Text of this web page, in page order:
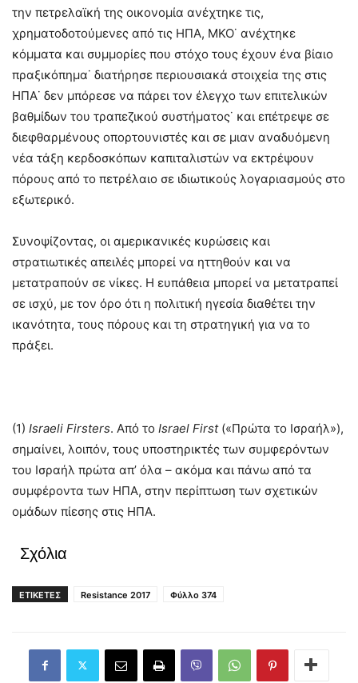
την πετρελαϊκή της οικονομία ανέχτηκε τις,
χρηματοδοτούμενες από τις ΗΠΑ, ΜΚΟ˙ ανέχτηκε
κόμματα και συμμορίες που στόχο τους έχουν ένα βίαιο
πραξικόπημα˙ διατήρησε περιουσιακά στοιχεία της στις
ΗΠΑ˙ δεν μπόρεσε να πάρει τον έλεγχο των επιτελικών
βαθμίδων του τραπεζικού συστήματος˙ και επέτρεψε σε
διεφθαρμένους οπορτουνιστές και σε μιαν αναδυόμενη
νέα τάξη κερδοσκόπων καπιταλιστών να εκτρέψουν
πόρους από το πετρέλαιο σε ιδιωτικούς λογαριασμούς στο
εξωτερικό.
Συνοψίζοντας, οι αμερικανικές κυρώσεις και
στρατιωτικές απειλές μπορεί να ηττηθούν και να
μετατραπούν σε νίκες. Η ευπάθεια μπορεί να μετατραπεί
σε ισχύ, με τον όρο ότι η πολιτική ηγεσία διαθέτει την
ικανότητα, τους πόρους και τη στρατηγική για να το
πράξει.
(1) Israeli Firsters. Από το Israel First(«Πρώτα το Ισραήλ»),
σημαίνει, λοιπόν, τους υποστηρικτές των συμφερόντων
του Ισραήλ πρώτα απ’ όλα – ακόμα και πάνω από τα
συμφέροντα των ΗΠΑ, στην περίπτωση των σχετικών
ομάδων πίεσης στις ΗΠΑ.
Σχόλια
ΕΤΙΚΕΤΕΣ Resistance 2017 Φύλλο 374